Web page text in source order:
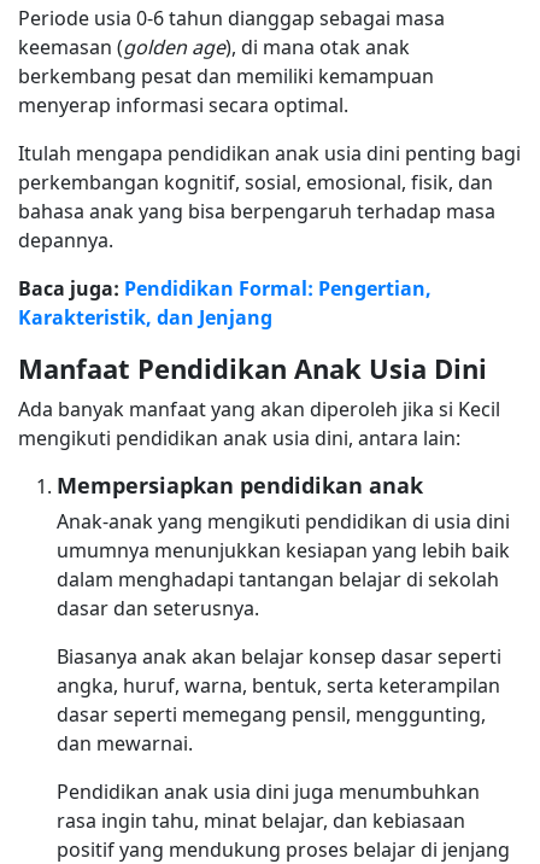
Periode usia 0-6 tahun dianggap sebagai masa
keemasan (golden age), di mana otak anak
berkembang pesat dan memiliki kemampuan
menyerap informasi secara optimal.
Itulah mengapa pendidikan anak usia dini penting bagi
perkembangan kognitif, sosial, emosional, fisik, dan
bahasa anak yang bisa berpengaruh terhadap masa
depannya.
Baca juga: Pendidikan Formal: Pengertian,
Karakteristik, dan Jenjang
Manfaat Pendidikan Anak Usia Dini
Ada banyak manfaat yang akan diperoleh jika si Kecil
mengikuti pendidikan anak usia dini, antara lain:
Mempersiapkan pendidikan anak
Anak-anak yang mengikuti pendidikan di usia dini
umumnya menunjukkan kesiapan yang lebih baik
dalam menghadapi tantangan belajar di sekolah
dasar dan seterusnya.
Biasanya anak akan belajar konsep dasar seperti
angka, huruf, warna, bentuk, serta keterampilan
dasar seperti memegang pensil, menggunting,
dan mewarnai.
Pendidikan anak usia dini juga menumbuhkan
rasa ingin tahu, minat belajar, dan kebiasaan
positif yang mendukung proses belajar di jenjang